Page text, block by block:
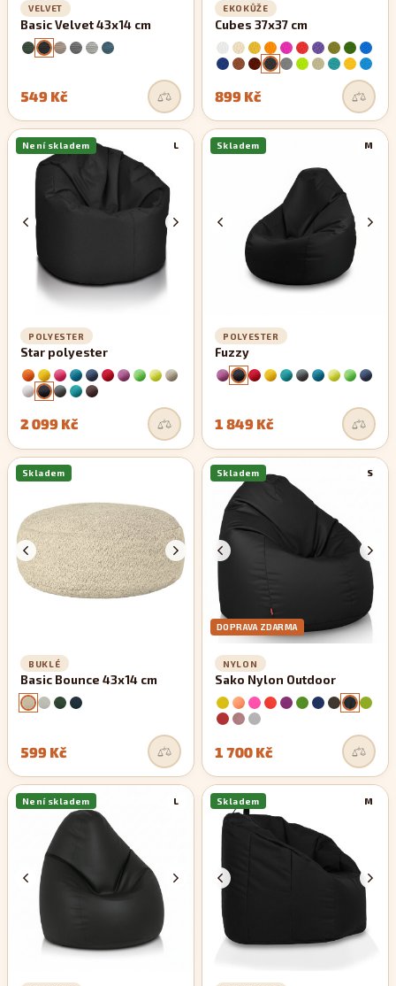
VELVET
Basic Velvet 43x14 cm
549 Kč
EKOKŮŽE
Cubes 37x37 cm
899 Kč
L
Není skladem
POLYESTER
Star polyester
2 099 Kč
M
Skladem
POLYESTER
Fuzzy
1 849 Kč
Skladem
BUKLÉ
Basic Bounce 43x14 cm
599 Kč
S
DOPRAVA ZDARMA
Skladem
NYLON
Sako Nylon Outdoor
1 700 Kč
L
Není skladem M
Skladem